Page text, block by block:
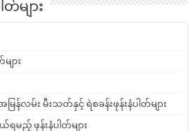
များ
ျား
န်လမ်း မီးသတ်နှင့် ရဲစခန်းဖုန်းနံပါတ်များ
ည့် ဖုန်းနံပါတ်များ